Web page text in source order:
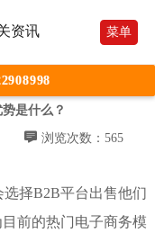
资讯 菜单
是什么？
 浏览次数：565
择B2B平台出售他们
前的热门电子商务模